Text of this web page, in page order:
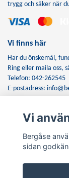
trygg och säker när
Vi finns här
Har du önskemål,
Ring eller maila oss,
Telefon: 042-262545
E-postadress:
Anmäl dig till vårt
Vi
Bergåse
sidan